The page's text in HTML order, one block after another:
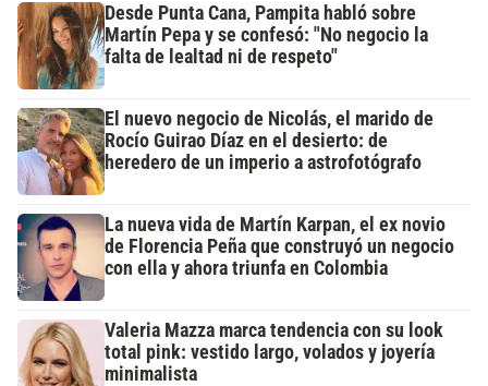
Desde Punta Cana, Pampita habló sobre
Martín Pepa y se confesó: "No negocio la
falta de lealtad ni de respeto"
El nuevo negocio de Nicolás, el marido de
Rocío Guirao Díaz en el desierto: de
heredero de un imperio a astrofotógrafo
La nueva vida de Martín Karpan, el ex novio
de Florencia Peña que construyó un negocio
con ella y ahora triunfa en Colombia
Valeria Mazza marca tendencia con su look
total pink: vestido largo, volados y joyería
minimalista